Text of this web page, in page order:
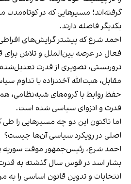
گرفته‌اند؛ مسیرهایی که در
یکدیگر فاصله دارند.
احمد شرع که پیشتر گرایش‌های
فعال در عرصه بین‌الملل و تلاش برای
تروریستی، تصویری از قدرت تعدیل‌شده
مقابل، هبت‌الله آخندزاده با تداوم
حفظ روابط با گروه‌های شبه‌نظامی،
قدرت و انزوای سیاسی شده است.
اما تاکنون این دو چه مسیرهایی را طی
اصلی در رویکرد سیاسی آن‌ها چیست؟
احمد شرع، رئیس‌جمهور موقت
بشار اسد در قوس سال گذشته به قدرت
انتخابات و تدوین قانون اساسی را به